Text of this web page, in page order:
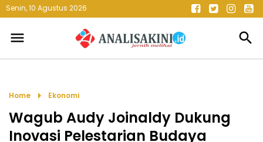
Senin, 10 Agustus 2026
menu search
Home arrow_right Ekonomi
Wagub Audy Joinaldy Dukung
Inovasi Pelestarian Budaya